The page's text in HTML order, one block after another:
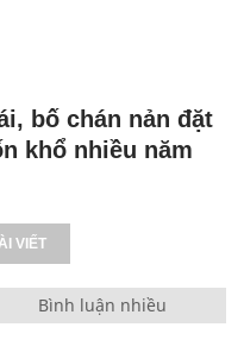
bố chán nản đặt
khổ nhiều năm
VIẾT
Bình luận nhiều